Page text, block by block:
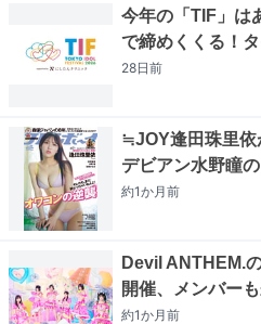
今年の「TIF」は
で締めくくる！
28日前
≒JOY逢田珠里
デビアン水野瞳
約1か月前
Devil ANTHEM.
開催、メンバー
約1か月前